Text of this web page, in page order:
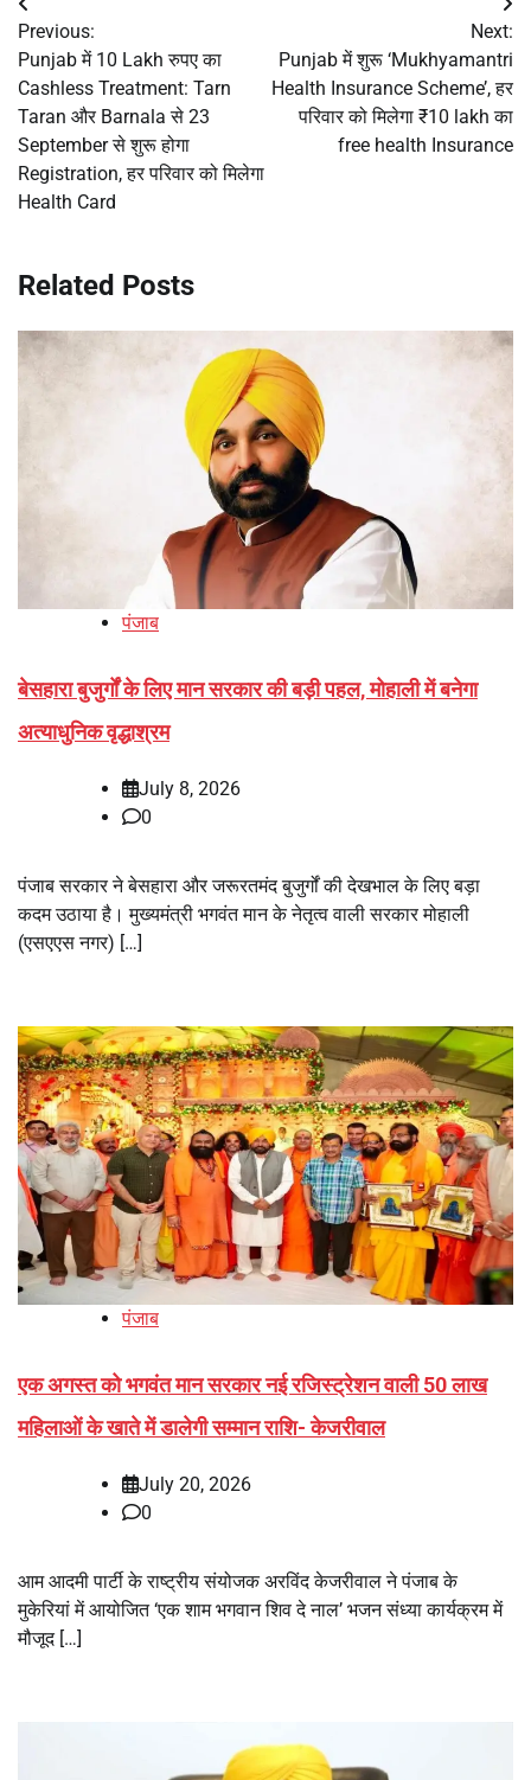
Post
navigation
Previous:
Punjab में 10 Lakh रुपए का
Cashless Treatment: Tarn
Taran और Barnala से 23
September से शुरू होगा
Registration, हर परिवार को मिलेगा
Health Card
Next:
Punjab में शुरू ‘Mukhyamantri
Health Insurance Scheme’, हर
परिवार को मिलेगा ₹10 lakh का
free health Insurance
Related Posts
पंजाब
बेसहारा बुजुर्गों के लिए मान सरकार की बड़ी पहल, मोहाली में बनेगा
अत्याधुनिक वृद्धाश्रम
July 8, 2026
0
पंजाब सरकार ने बेसहारा और जरूरतमंद बुजुर्गों की देखभाल के लिए बड़ा
कदम उठाया है। मुख्यमंत्री भगवंत मान के नेतृत्व वाली सरकार मोहाली
(एसएएस नगर) […]
पंजाब
एक अगस्त को भगवंत मान सरकार नई रजिस्ट्रेशन वाली 50 लाख
महिलाओं के खाते में डालेगी सम्मान राशि- केजरीवाल
July 20, 2026
0
आम आदमी पार्टी के राष्ट्रीय संयोजक अरविंद केजरीवाल ने पंजाब के
मुकेरियां में आयोजित ‘एक शाम भगवान शिव दे नाल’ भजन संध्या कार्यक्रम में
मौजूद […]